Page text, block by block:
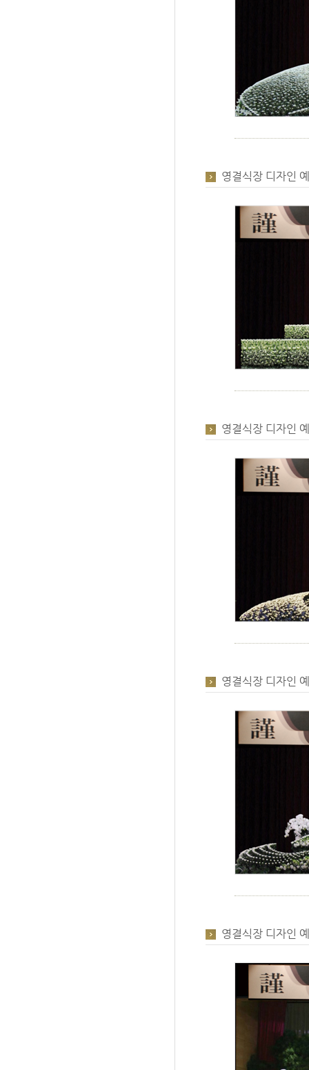
영결식장 디자인
영결식장 디자인
영결식장 디자인
영결식장 디자인